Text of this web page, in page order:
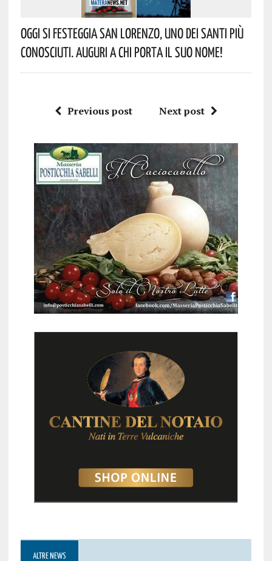
Oggi Si Festeggia San Lorenzo, Uno Dei Santi Più
Conosciuti. Auguri A Chi Porta Il Suo Nome!
Previous post Next post
ALTRE NEWS